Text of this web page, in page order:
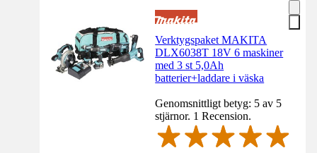
Verktygspaket MAKITA
DLX6038T 18V 6 maskiner
med 3 st 5,0Ah
batterier+laddare i väska
Genomsnittligt betyg: 5 av 5
stjärnor. 1 Recension.